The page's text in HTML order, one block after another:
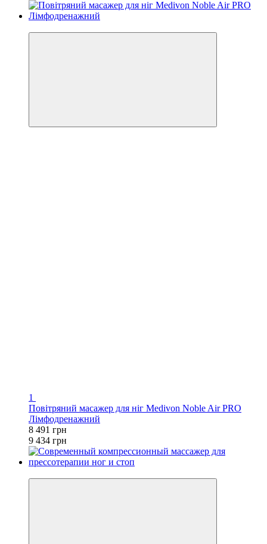
1
Повітряний масажер для ніг Medivon Noble Air PRO
Лімфодренажний
8 491 грн
9 434 грн